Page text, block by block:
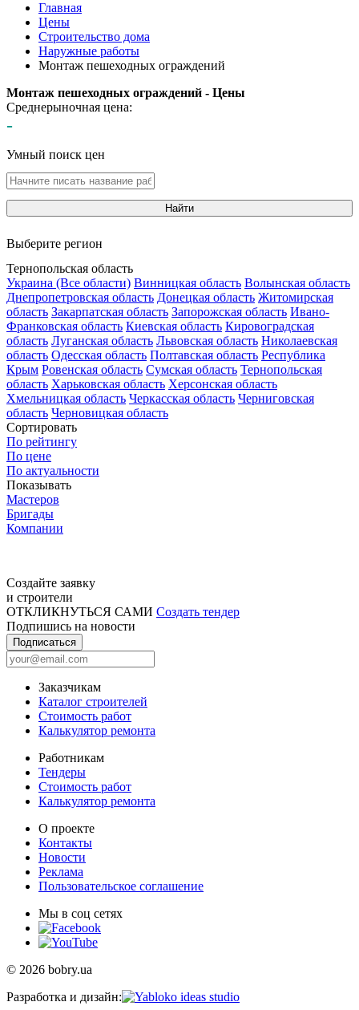
Главная
Цены
Строительство дома
Наружные работы
Монтаж пешеходных ограждений
Монтаж пешеходных ограждений - Цены
Среднерыночная цена:
-
Умный поиск цен
Найти
Выберите регион
Тернопольская область
Украина (Все области) Винницкая область Волынская область
Днепропетровская область Донецкая область Житомирская
область Закарпатская область Запорожская область Ивано-
Франковская область Киевская область Кировоградская
область Луганская область Львовская область Николаевская
область Одесская область Полтавская область Республика
Крым Ровенская область Сумская область Тернопольская
область Харьковская область Херсонская область
Хмельницкая область Черкасская область Черниговская
область Черновицкая область
Сортировать
По рейтингу
По цене
По актуальности
Показывать
Мастеров
Бригады
Компании
Создайте заявку
и строители
ОТКЛИКНУТЬСЯ САМИ Создать тендер
Подпишись на новости
Подписаться
Заказчикам
Каталог строителей
Стоимость работ
Калькулятор ремонта
Работникам
Тендеры
Стоимость работ
Калькулятор ремонта
О проекте
Контакты
Новости
Реклама
Пользовательское соглашение
Мы в соц сетях
© 2026 bobry.ua
Разработка и дизайн: